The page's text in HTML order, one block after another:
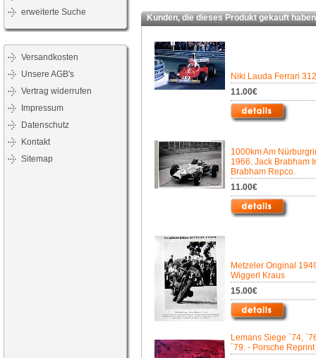
erweiterte Suche
Versandkosten
Unsere AGB's
Vertrag widerrufen
Impressum
Datenschutz
Kontakt
Sitemap
Kunden, die dieses Produkt gekauft
Niki Lauda Ferrari
11.00€
1000km Am
1966. Jack Brabham
Brabham Repco.
11.00€
Metzeler Original
Wiggerl Kraus
15.00€
Lemans Siege ´74,
´79. - Porsche Reprint